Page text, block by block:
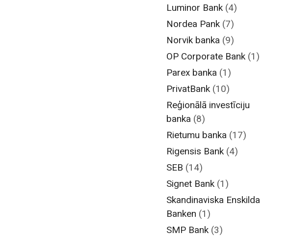
Luminor Bank (4)
Nordea Pank (7)
Norvik banka (9)
OP Corporate Bank (1)
Parex banka (1)
PrivatBank (10)
Reģionālā investīciju
banka (8)
Rietumu banka (17)
Rigensis Bank (4)
SEB (14)
Signet Bank (1)
Skandinaviska Enskilda
Banken (1)
SMP Bank (3)